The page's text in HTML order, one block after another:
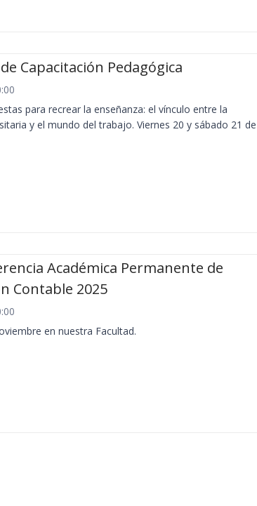
Capacitación Pedagógica
para recrear la enseñanza: el vínculo entre la
y el mundo del trabajo. Viernes 20 y sábado 21 de
Académica Permanente de
Contable 2025
en nuestra Facultad.